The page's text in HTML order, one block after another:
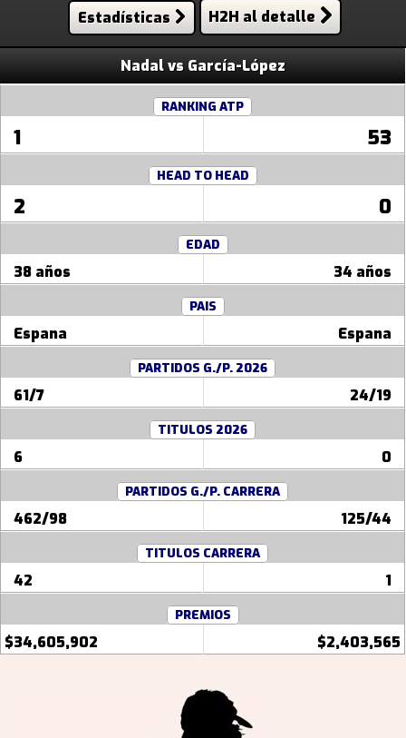
Nadal vs García-López
RANKING ATP
1 53
HEAD TO HEAD
2 0
EDAD
38 años 34 años
PAIS
Espana Espana
PARTIDOS G./P. 2026
61/7 24/19
TITULOS 2026
6 0
PARTIDOS G./P. CARRERA
462/98 125/44
TITULOS CARRERA
42 1
PREMIOS
$34,605,902 $2,403,565
Estadísticas H2H al detalle